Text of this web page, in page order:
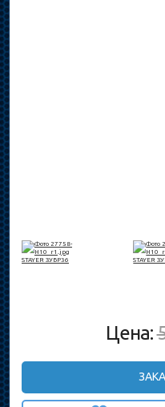
Цена: